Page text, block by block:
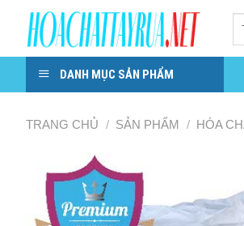
Skip
content
DANH MỤC SẢN PHẨM
TRANG CHỦ / SẢN PHẨM / HÓA